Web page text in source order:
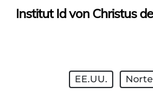
SkipInstitut Id von Christus
EE.UU.